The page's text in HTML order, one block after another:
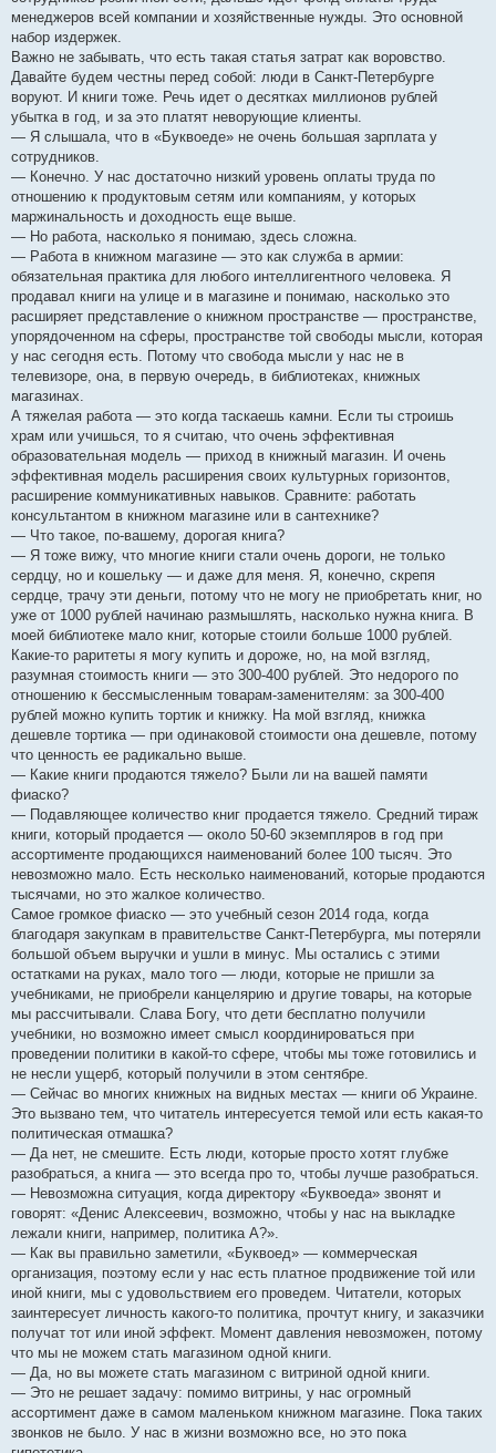
менеджеров всей компании и хозяйственные нужды. Это основной
набор издержек.
Важно не забывать, что есть такая статья затрат как воровство.
Давайте будем честны перед собой: люди в Санкт-Петербурге
воруют. И книги тоже. Речь идет о десятках миллионов рублей
убытка в год, и за это платят неворующие клиенты.
— Я слышала, что в «Буквоеде» не очень большая зарплата у
сотрудников.
— Конечно. У нас достаточно низкий уровень оплаты труда по
отношению к продуктовым сетям или компаниям, у которых
маржинальность и доходность еще выше.
— Но работа, насколько я понимаю, здесь сложна.
— Работа в книжном магазине — это как служба в армии:
обязательная практика для любого интеллигентного человека. Я
продавал книги на улице и в магазине и понимаю, насколько это
расширяет представление о книжном пространстве — пространстве,
упорядоченном на сферы, пространстве той свободы мысли, которая
у нас сегодня есть. Потому что свобода мысли у нас не в
телевизоре, она, в первую очередь, в библиотеках, книжных
магазинах.
А тяжелая работа — это когда таскаешь камни. Если ты строишь
храм или учишься, то я считаю, что очень эффективная
образовательная модель — приход в книжный магазин. И очень
эффективная модель расширения своих культурных горизонтов,
расширение коммуникативных навыков. Сравните: работать
консультантом в книжном магазине или в сантехнике?
— Что такое, по-вашему, дорогая книга?
— Я тоже вижу, что многие книги стали очень дороги, не только
сердцу, но и кошельку — и даже для меня. Я, конечно, скрепя
сердце, трачу эти деньги, потому что не могу не приобретать книг, но
уже от 1000 рублей начинаю размышлять, насколько нужна книга. В
моей библиотеке мало книг, которые стоили больше 1000 рублей.
Какие-то раритеты я могу купить и дороже, но, на мой взгляд,
разумная стоимость книги — это 300-400 рублей. Это недорого по
отношению к бессмысленным товарам-заменителям: за 300-400
рублей можно купить тортик и книжку. На мой взгляд, книжка
дешевле тортика — при одинаковой стоимости она дешевле, потому
что ценность ее радикально выше.
— Какие книги продаются тяжело? Были ли на вашей памяти
фиаско?
— Подавляющее количество книг продается тяжело. Средний тираж
книги, который продается — около 50-60 экземпляров в год при
ассортименте продающихся наименований более 100 тысяч. Это
невозможно мало. Есть несколько наименований, которые продаются
тысячами, но это жалкое количество.
Самое громкое фиаско — это учебный сезон 2014 года, когда
благодаря закупкам в правительстве Санкт-Петербурга, мы потеряли
большой объем выручки и ушли в минус. Мы остались с этими
остатками на руках, мало того — люди, которые не пришли за
учебниками, не приобрели канцелярию и другие товары, на которые
мы рассчитывали. Слава Богу, что дети бесплатно получили
учебники, но возможно имеет смысл координироваться при
проведении политики в какой-то сфере, чтобы мы тоже готовились и
не несли ущерб, который получили в этом сентябре.
— Сейчас во многих книжных на видных местах — книги об Украине.
Это вызвано тем, что читатель интересуется темой или есть какая-то
политическая отмашка?
— Да нет, не смешите. Есть люди, которые просто хотят глубже
разобраться, а книга — это всегда про то, чтобы лучше разобраться.
— Невозможна ситуация, когда директору «Буквоеда» звонят и
говорят: «Денис Алексеевич, возможно, чтобы у нас на выкладке
лежали книги, например, политика А?».
— Как вы правильно заметили, «Буквоед» — коммерческая
организация, поэтому если у нас есть платное продвижение той или
иной книги, мы с удовольствием его проведем. Читатели, которых
заинтересует личность какого-то политика, прочтут книгу, и заказчики
получат тот или иной эффект. Момент давления невозможен, потому
что мы не можем стать магазином одной книги.
— Да, но вы можете стать магазином с витриной одной книги.
— Это не решает задачу: помимо витрины, у нас огромный
ассортимент даже в самом маленьком книжном магазине. Пока таких
звонков не было. У нас в жизни возможно все, но это пока